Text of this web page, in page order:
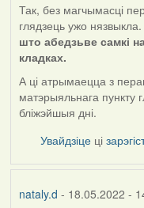
Так, без магчымасці
глядзець ужо
што абедзьве самкі
кладках.
А ці атрымаецца з
матэрыяльнага пункту
бліжэйшыя дні.
Увайдзіце ці
nataly.d - 18.05.2022 -